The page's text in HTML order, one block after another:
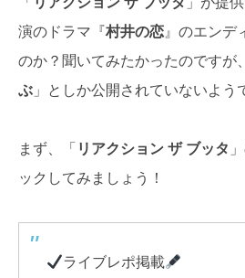
演のドラマ『村井の恋 』のエンデ
のか？聞いてみたかったのですが
ぶ 」としか公開されていないよう
まず、「 リアクション ザ ブッタ
ックしてみましょう！
ライブレポ掲載